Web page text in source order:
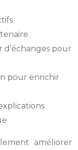
pour
pour enrichir
améliorer